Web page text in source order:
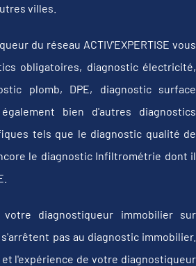
villes.
du réseau ACTIV'EXPERTISE vous
obligatoires, diagnostic électricité,
plomb, DPE, diagnostic surface
bien d'autres diagnostics
tels que le diagnostic qualité de
le diagnostic Infiltrométrie dont il
diagnostiqueur immobilier sur
s'arrêtent pas au diagnostic immobilier.
l'expérience de votre diagnostiqueur